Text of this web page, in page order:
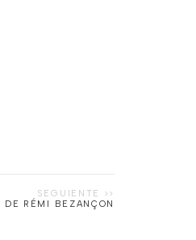
RÉMI BEZANÇON